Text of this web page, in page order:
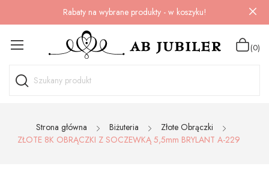
Rabaty na wybrane produkty - w koszyku!
(0)
Strona główna Biżuteria
Złote Obrączki
ZŁOTE 8K OBRĄCZKI Z SOCZEWKĄ 5,5mm BRYLANT A-229